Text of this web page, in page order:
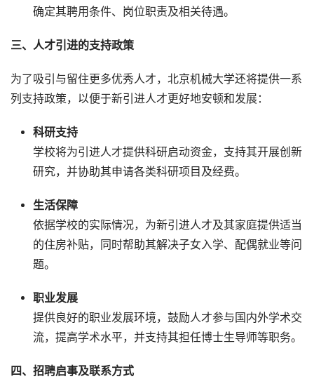
确定其聘用条件、岗位职责及相关待遇。
三、人才引进的支持政策
为了吸引与留住更多优秀人才，北京机械大学还将提供一系
列支持政策，以便于新引进人才更好地安顿和发展：
科研支持
学校将为引进人才提供科研启动资金，支持其开展创新
研究，并协助其申请各类科研项目及经费。
生活保障
依据学校的实际情况，为新引进人才及其家庭提供适当
的住房补贴，同时帮助其解决子女入学、配偶就业等问
题。
职业发展
提供良好的职业发展环境，鼓励人才参与国内外学术交
流，提高学术水平，并支持其担任博士生导师等职务。
四、招聘启事及联系方式